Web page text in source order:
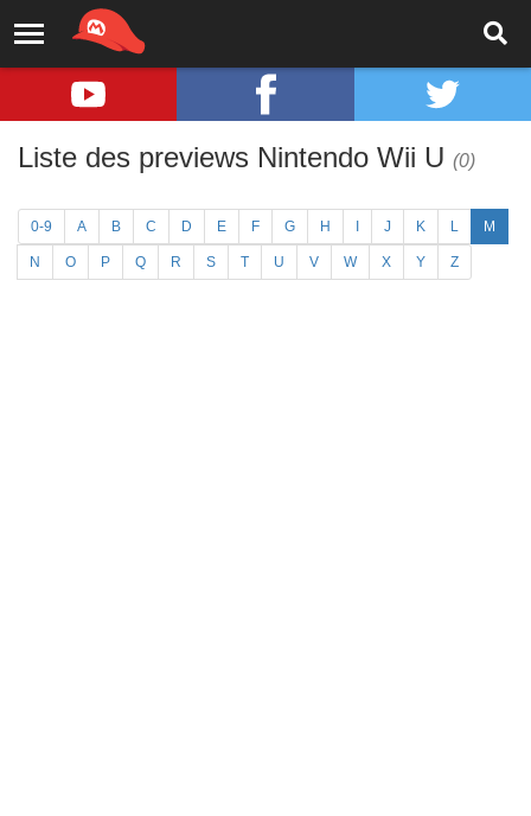
Liste des previews Nintendo Wii U (0)
0-9 A B C D E F G H J K L M
N O P Q R S T U V W X Y Z